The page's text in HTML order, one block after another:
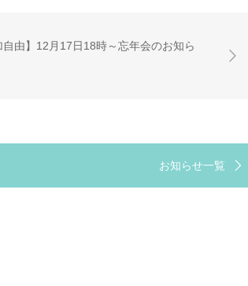
自由】12月17日18時～忘年会のお知ら
お知らせ一覧